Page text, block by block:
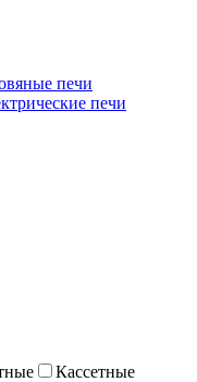
печи
печи
Кассетные